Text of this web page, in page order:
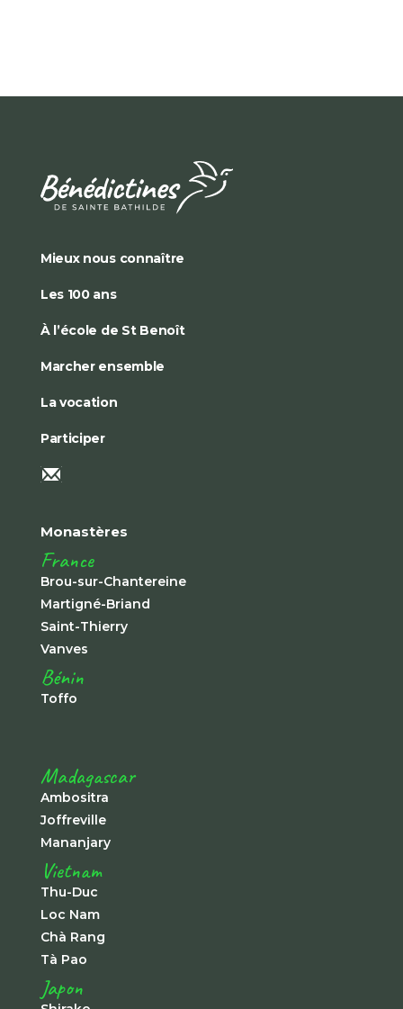
Mieux nous connaître
Les 100 ans
À l’école de St Benoît
Marcher ensemble
La vocation
Participer
Monastères
France
Brou-sur-Chantereine
Martigné-Briand
Saint-Thierry
Vanves
Bénin
Toffo
Madagascar
Ambositra
Joffreville
Mananjary
Vietnam
Thu-Duc
Loc Nam
Chà Rang
Tà Pao
Japon